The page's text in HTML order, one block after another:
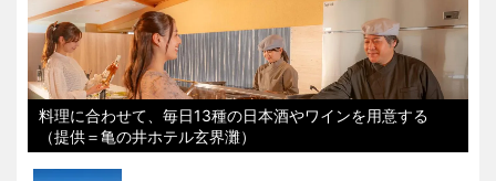
料理に合わせて、毎日13種の日本酒やワインを用意する
（提供＝亀の井ホテル玄界灘）